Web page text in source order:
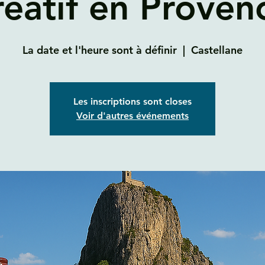
La date et l'heure sont à définir
  |
Castellane
Les inscriptions sont closes
Voir d'autres événements